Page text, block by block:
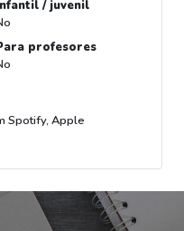
/ juvenil
profesores
Spotify, Apple